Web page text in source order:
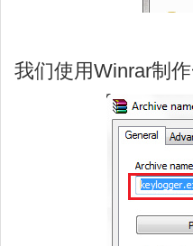
我们使用Winrar制